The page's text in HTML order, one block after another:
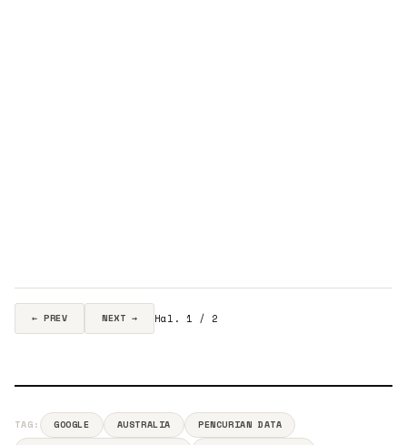
← PREV NEXT → Hal. 1 / 2
TAG: GOOGLE AUSTRALIA
PENCURIAN DATA